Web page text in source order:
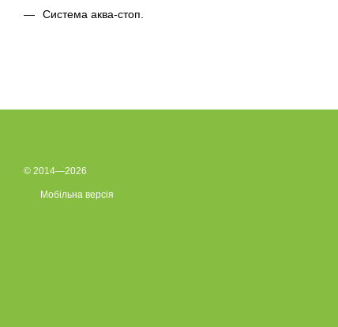
Система аква-стоп.
© 2014—2026
Мобільна версія